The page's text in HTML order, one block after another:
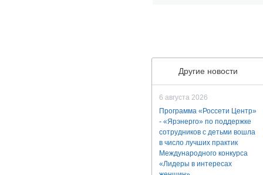
Другие новости
6 августа 2026
Программа «Россети Центр»
- «Ярэнерго» по поддержке
сотрудников с детьми вошла
в число лучших практик
Международного конкурса
«Лидеры в интересах